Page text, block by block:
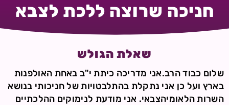
חניכה שרוצה ללכת לצבא
שאלת הגולש
שלום כבוד הרב.אני מדריכה כיתת י"ב באחת האולפנות
בארץ ועל כן אני נתקלת בהתלבטויות של חניכותי בנושא
השרות הלאומיהצבאי. אני מודעת לנימוקים ההלכתיים